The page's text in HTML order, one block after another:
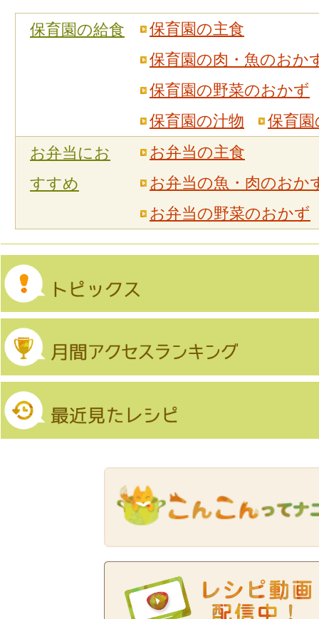
保育園の給食
保育園の主食
保育園の肉・魚のおか
保育園の野菜のおかず
保育園の汁物
保育
お弁当にお
すすめ
お弁当の主食
お弁当の魚・肉のおか
お弁当の野菜のおかず